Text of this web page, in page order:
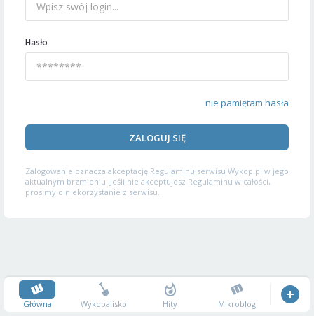
Hasło
nie pamiętam hasła
ZALOGUJ SIĘ
Zalogowanie oznacza akceptację Regulaminu serwisu Wykop.pl w jego
aktualnym brzmieniu. Jeśli nie akceptujesz Regulaminu w całości,
prosimy o niekorzystanie z serwisu.
Główna Wykopalisko Hity Mikroblog